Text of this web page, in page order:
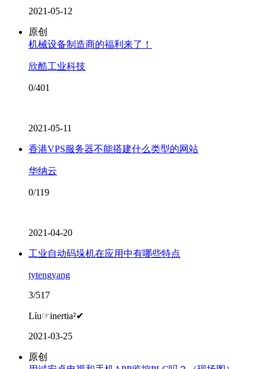
2021-05-12
原创
机械设备制造商的福利来了！
欣酷工业科技
0/401
2021-05-11
香港VPS服务器不能搭建什么类型的网站
华纳云
0/119
2021-04-20
工业自动码垛机在应用中有哪些特点
tytengyang
3/517
Líu☞inertia²✔
2021-03-25
原创